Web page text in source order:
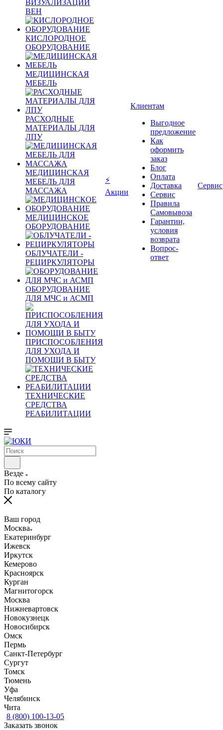
ВИЗУАЛИЗАЦИИ
ВЕН
КИСЛОРОДНОЕ
ОБОРУДОВАНИЕ
МЕДИЦИНСКАЯ
МЕБЕЛЬ
РАСХОДНЫЕ
МАТЕРИАЛЫ ДЛЯ
ЛПУ
МЕДИЦИНСКАЯ
МЕБЕЛЬ ДЛЯ
МАССАЖА
МЕДИЦИНСКОЕ
ОБОРУДОВАНИЕ
ОБЛУЧАТЕЛИ -
РЕЦИРКУЛЯТОРЫ
ОБОРУДОВАНИЕ
ДЛЯ МЧС и АСМП
ПРИСПОСОБЛЕНИЯ
ДЛЯ УХОДА И
ПОМОЩИ В БЫТУ
ТЕХНИЧЕСКИЕ
СРЕДСТВА
РЕАБИЛИТАЦИИ
⚡
Акции
Клиентам
Выгодное
предложение
Как
оформить
заказ
Блог
Оплата
Доставка
Сервис
Правила
Самовывоза
Гарантии,
условия
возврата
Вопрос-
ответ
Сервис
Везде
По всему сайту
По каталогу
Ваш город
Москва
Екатеринбург
Ижевск
Иркутск
Кемерово
Красноярск
Курган
Магнитогорск
Москва
Нижневартовск
Новокузнецк
Новосибирск
Омск
Пермь
Санкт-Петербург
Сургут
Томск
Тюмень
Уфа
Челябинск
Чита
8 (800) 100-13-05
Заказать звонок